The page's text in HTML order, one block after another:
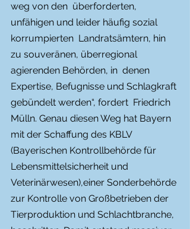
weg von den  überforderten,
unfähigen und leider häufig sozial
korrumpierten  Landratsämtern, hin
zu souveränen, überregional
agierenden Behörden, in  denen
Expertise, Befugnisse und Schlagkraft
gebündelt werden“, fordert  Friedrich
Mülln. Genau diesen Weg hat Bayern
mit der Schaffung des KBLV
(Bayerischen Kontrollbehörde für
Lebensmittelsicherheit und
Veterinärwesen),einer Sonderbehörde
zur Kontrolle von Großbetrieben der
Tierproduktion und Schlachtbranche,